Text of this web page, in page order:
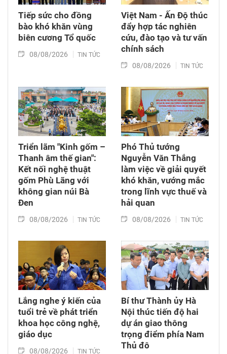
Tiếp sức cho đồng
bào khó khăn vùng
biên cương Tổ quốc
08/08/2026 TIN TỨC
Việt Nam - Ấn Độ thúc
đẩy hợp tác nghiên
cứu, đào tạo và tư vấn
chính sách
08/08/2026 TIN TỨC
Triển lãm "Kinh gốm –
Thanh âm thế gian":
Kết nối nghệ thuật
gốm Phù Lãng với
không gian núi Bà
Đen
08/08/2026 TIN TỨC
Phó Thủ tướng
Nguyễn Văn Thắng
làm việc về giải quyết
khó khăn, vướng mắc
trong lĩnh vực thuế và
hải quan
08/08/2026 TIN TỨC
Lắng nghe ý kiến của
tuổi trẻ về phát triển
khoa học công nghệ,
giáo dục
08/08/2026 TIN TỨC
Bí thư Thành ủy Hà
Nội thúc tiến độ hai
dự án giao thông
trọng điểm phía Nam
Thủ đô